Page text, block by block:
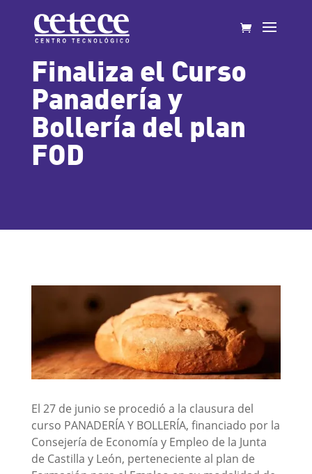
Finaliza el Curso
Panadería y
Bollería del plan
FOD
El 27 de junio se procedió a la clausura del
curso PANADERÍA Y BOLLERÍA, financiado por la
Consejería de Economía y Empleo de la Junta
de Castilla y León, perteneciente al plan de